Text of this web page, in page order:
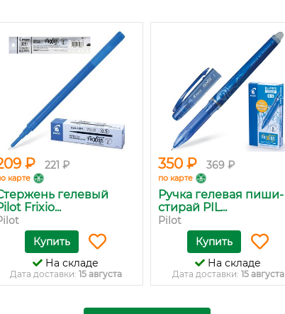
₽ 221 ₽
карте
гелевый
Frixio...
Купить
На складе
Дата доставки: 15 августа
350 ₽ 369 ₽
по карте
Ручка гелевая пиши-
стирай PIL...
Pilot
Купить
На складе
Дата доставки: 15 августа